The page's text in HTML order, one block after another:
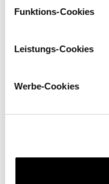
Funktions-Cookies
Leistungs-Cookies
Werbe-Cookies